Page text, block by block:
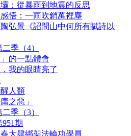
：從暴雨到地震的反思
悟：一雨吹銷萬裡塵
弘景《詔問山中何所有賦詩以
季（4）
的一點體會
我的眼睛亮了
人類
之惡」
季（3）
期
大肆綁架法輪功學員